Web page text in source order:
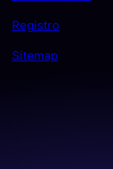
Registro
Sitemap